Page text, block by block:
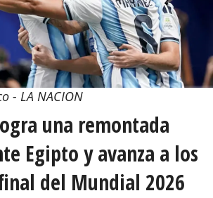
- LA NACION
una remontada
Egipto y avanza a los
del Mundial 2026